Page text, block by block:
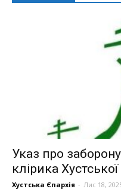
Указ про
клірика Хустської
Хустська Єпархія - Лис 18,